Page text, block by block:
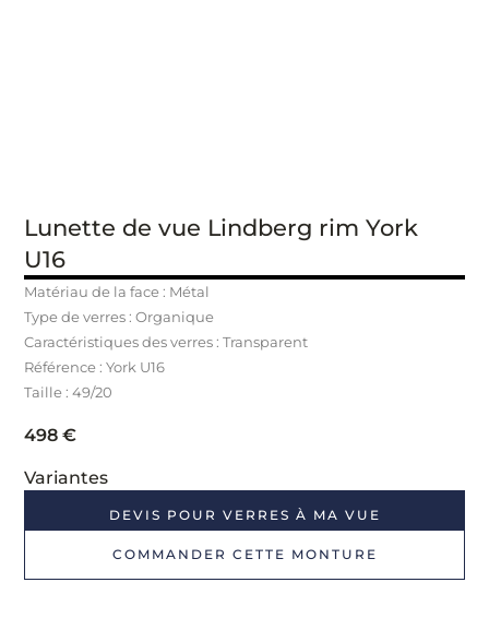
Lunette de vue Lindberg rim York
U16
Matériau de la face : Métal
Type de verres : Organique
Caractéristiques des verres : Transparent
Référence : York U16
Taille : 49/20
498€
Variantes
DEVIS POUR VERRES À MA VUE
COMMANDER CETTE MONTURE